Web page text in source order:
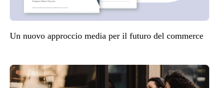
Un nuovo approccio media per il futuro del commerce